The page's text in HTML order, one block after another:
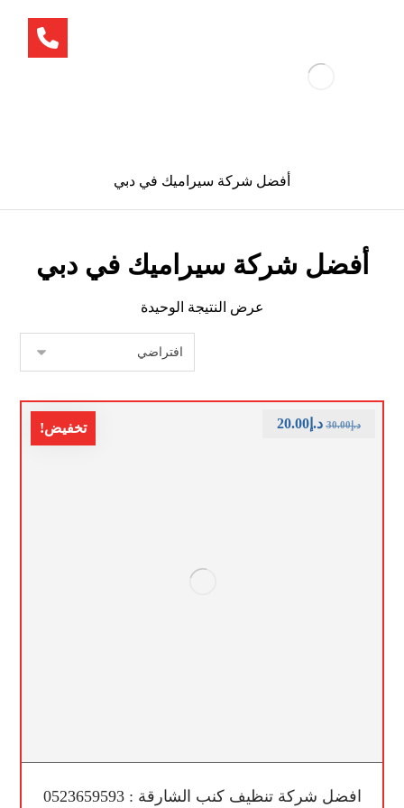
أفضل شركة سيراميك في دبي
أفضل شركة سيراميك في دبي
عرض النتيجة الوحيدة
تخفيض!
افضل شركة تنظيف كنب الشارقة : 0523659593
د.إ30.00 د.إ20.00